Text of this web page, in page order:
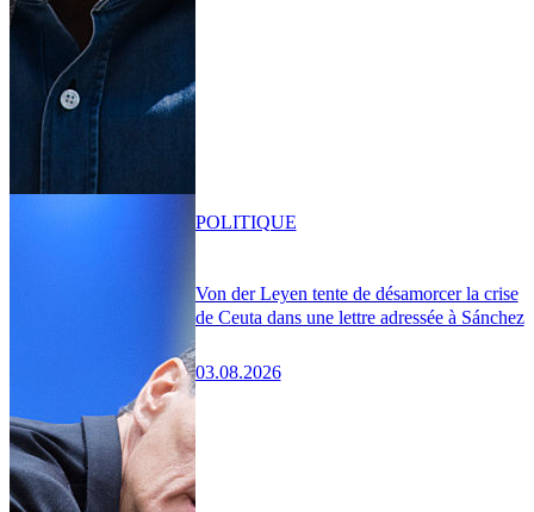
Von der Leyen tente de désamorcer la crise
de Ceuta dans une lettre adressée à Sánchez
03.08.2026
POLITIQUE